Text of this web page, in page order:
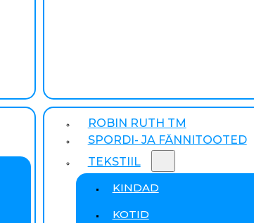
ROBIN RUTH TM
SPORDI- JA FÄNNITOOTED
TEKSTIIL
KINDAD
KOTID